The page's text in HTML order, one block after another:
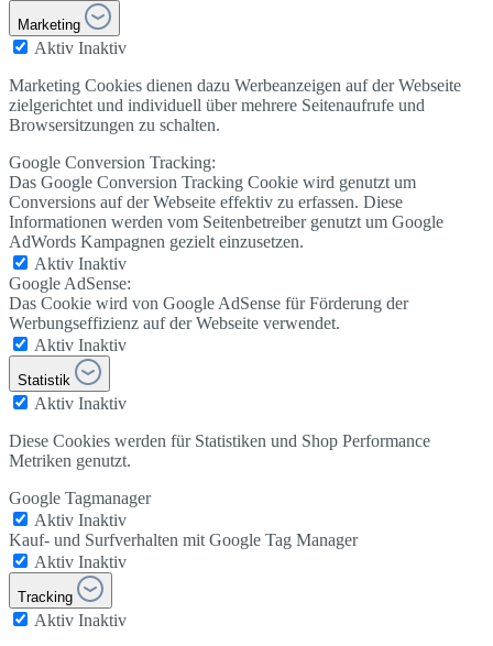
Marketing
Aktiv Inaktiv
Marketing Cookies dienen dazu Werbeanzeigen auf der Webseite
zielgerichtet und individuell über mehrere Seitenaufrufe und
Browsersitzungen zu schalten.
Google Conversion Tracking:
Das Google Conversion Tracking Cookie wird genutzt um
Conversions auf der Webseite effektiv zu erfassen. Diese
Informationen werden vom Seitenbetreiber genutzt um Google
AdWords Kampagnen gezielt einzusetzen.
Aktiv Inaktiv
Google AdSense:
Das Cookie wird von Google AdSense für Förderung der
Werbungseffizienz auf der Webseite verwendet.
Aktiv Inaktiv
Statistik
Aktiv Inaktiv
Diese Cookies werden für Statistiken und Shop Performance
Metriken genutzt.
Google Tagmanager
Aktiv Inaktiv
Kauf- und Surfverhalten mit Google Tag Manager
Aktiv Inaktiv
Tracking
Aktiv Inaktiv